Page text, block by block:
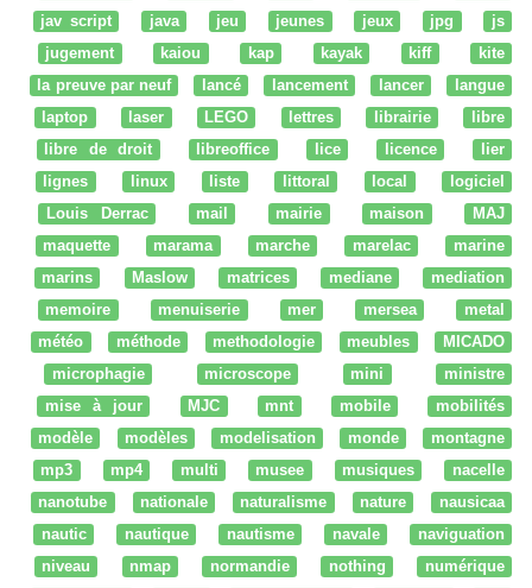
jav script
java jeu jeunes jeux jpg
js
jugement
kaiou kap kayak kiff
kite
la preuve par neuf
lancé lancement lancer
langue
laptop
laser LEGO lettres librairie
libre
libre de droit
libreoffice lice licence
lier
lignes
linux liste littoral local
logiciel
Louis Derrac
mail mairie maison
MAJ
maquette
marama marche marelac
marine
marins
Maslow matrices mediane
mediation
memoire
menuiserie mer mersea
metal
météo
méthode methodologie meubles
MICADO
microphagie
microscope mini
ministre
mise à jour
MJC mnt mobile
mobilités
modèle
modèles modelisation monde
montagne
mp3
mp4 multi musee musiques
nacelle
nanotube
nationale naturalisme nature
nausicaa
nautic
nautique nautisme navale
naviguation
niveau
nmap normandie nothing
numérique